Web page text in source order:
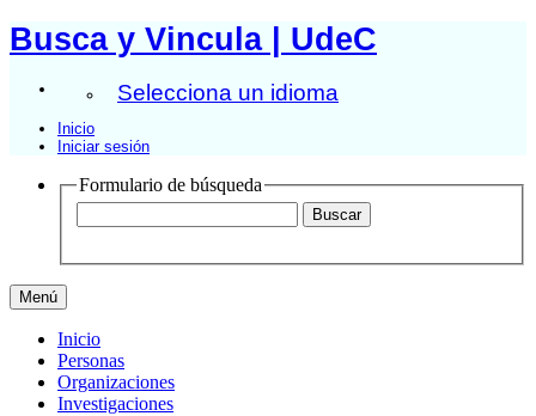
Busca y Vincula | UdeC
Selecciona un idioma
Inicio
Iniciar sesión
Formulario de búsqueda
Menú
Inicio
Personas
Organizaciones
Investigaciones